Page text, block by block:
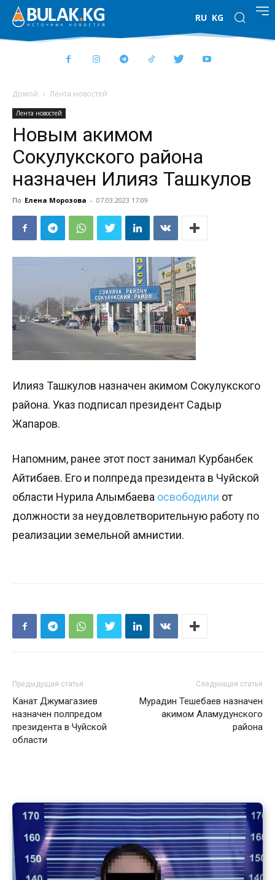
RU KG
Домой Лента новостей
Лента новостей
Новым акимом
Сокулукского района
назначен Илияз Ташкулов
По Елена Морозова - 07.03.2023 17:09
Илияз Ташкулов назначен акимом Сокулукского
района. Указ подписал президент Садыр
Жапаров.
Напомним, ранее этот пост занимал Курбанбек
Айтибаев. Его и полпреда президента в Чуйской
области Нурила Алымбаева освободили от
должности за неудовлетворительную работу по
реализации земельной амнистии.
Предыдущая статья
Канат Джумагазиев
назначен полпредом
президента в Чуйской
области
Следующая статья
Мурадин Тешебаев назначен
акимом Аламудунского
района